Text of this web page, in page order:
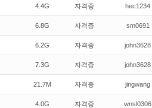
4.4G 자격증 hec1234
6.8G 자격증 sm0691
6.2G 자격증 john3628
7.3G 자격증 john3628
21.7M 자격증 jingwang
4.0G 자격증 wnsl0306